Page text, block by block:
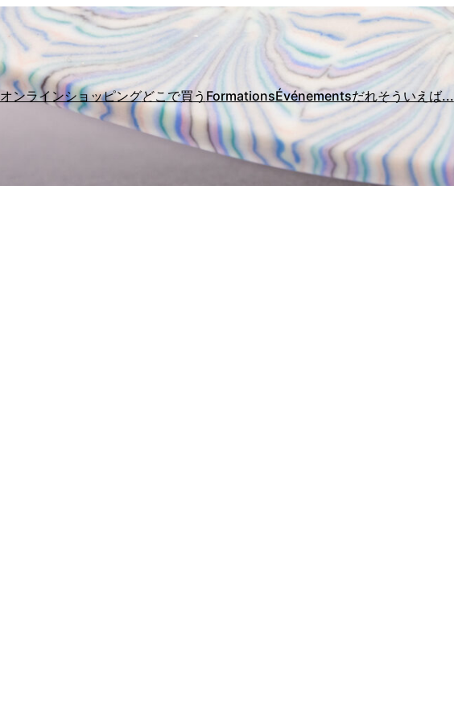
オンラインショッピングどこで買うFormationsÉvénementsだれそういえば...